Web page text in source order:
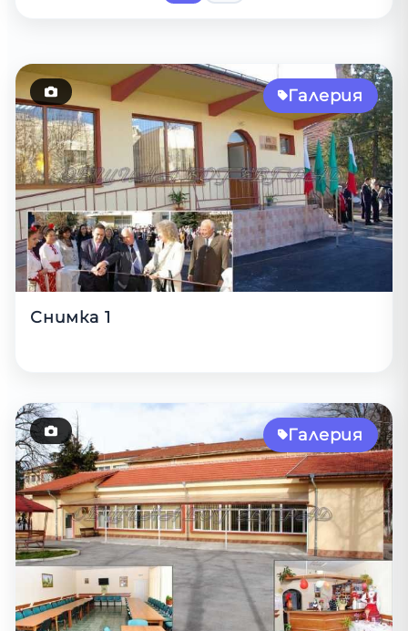
Галерия
Снимка 1
Галерия